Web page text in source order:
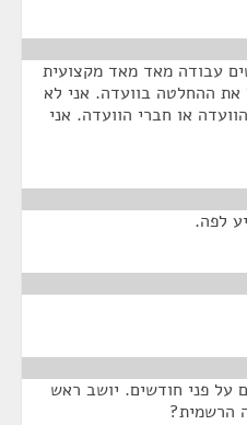
עבודה מאד מאד מקצועית
את ההחלטה בוועדה. אני לא
או חברי הוועדה. אני
לפה.
על פני חודשים. יושב ראש
הרשמית?